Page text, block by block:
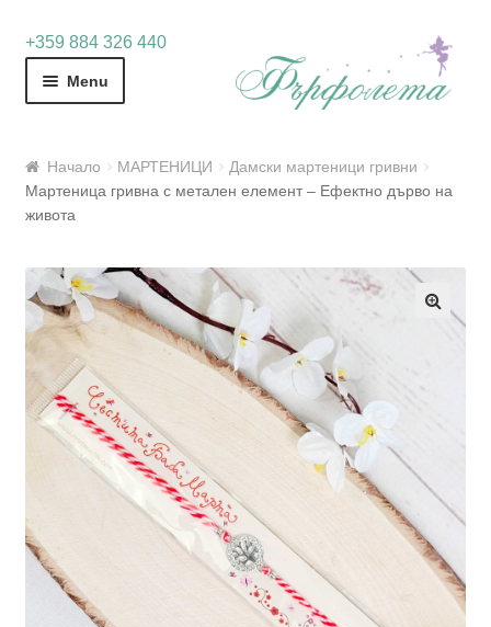
+359 884 326 440
Skip
Skip
Menu
Начало МАРТЕНИЦИ
Дамски мартеници гривни
Мартеница гривна с метален елемент – Ефектно дърво на
живота